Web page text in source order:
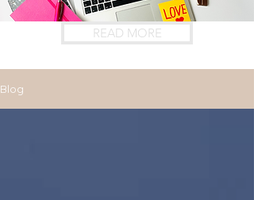
READ MORE
Blog